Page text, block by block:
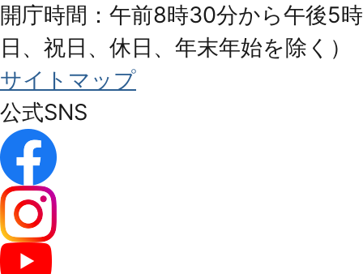
開庁時間：午前8時30分から午後5
日、祝日、休日、年末年始を除く）
サイトマップ
公式SNS